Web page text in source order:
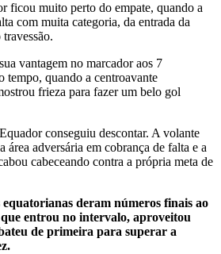
ficou muito perto do empate, quando a
com muita categoria, da entrada da
vantagem no marcador aos 7
tempo, quando a centroavante
frieza para fazer um belo gol
conseguiu descontar. A volante
área adversária em cobrança de falta e a
cabeceando contra a própria meta de
equatorianas deram números finais ao
entrou no intervalo, aproveitou
de primeira para superar a